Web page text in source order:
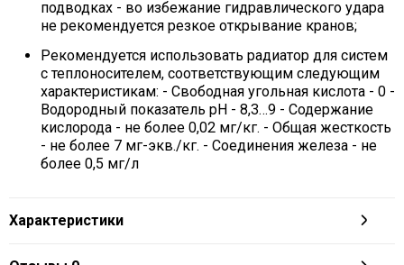
подводках - во избежание гидравлического удара
не рекомендуется резкое открывание кранов;
Рекомендуется использовать радиатор для систем
с теплоносителем, соответствующим следующим
характеристикам: - Свободная угольная кислота - 0 -
Водородный показатель рН - 8,3…9 - Содержание
кислорода - не более 0,02 мг/кг. - Общая жесткость
- не более 7 мг-экв./кг. - Соединения железа - не
более 0,5 мг/л
Характеристики